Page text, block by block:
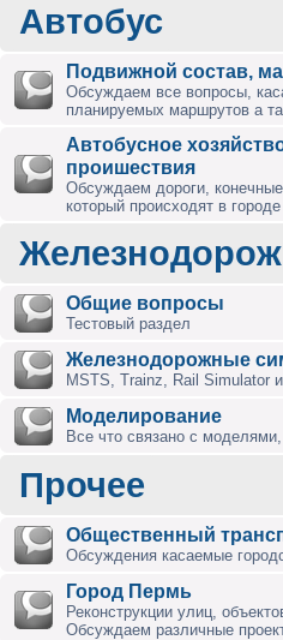
Автобус
Подвижной состав,
Обсуждаем все вопросы,
планируемых маршрутов а
Автобусное
проишествия
Обсуждаем дороги,
который происходят в
Общие вопросы
Тестовый раздел
Железнодорожные
MSTS, Trainz, Rail Simulator
Моделирование
Все что связано с
Прочее
Общественный
Обсуждения касаемые
Город Пермь
Реконструкции улиц,
Обсуждаем различные